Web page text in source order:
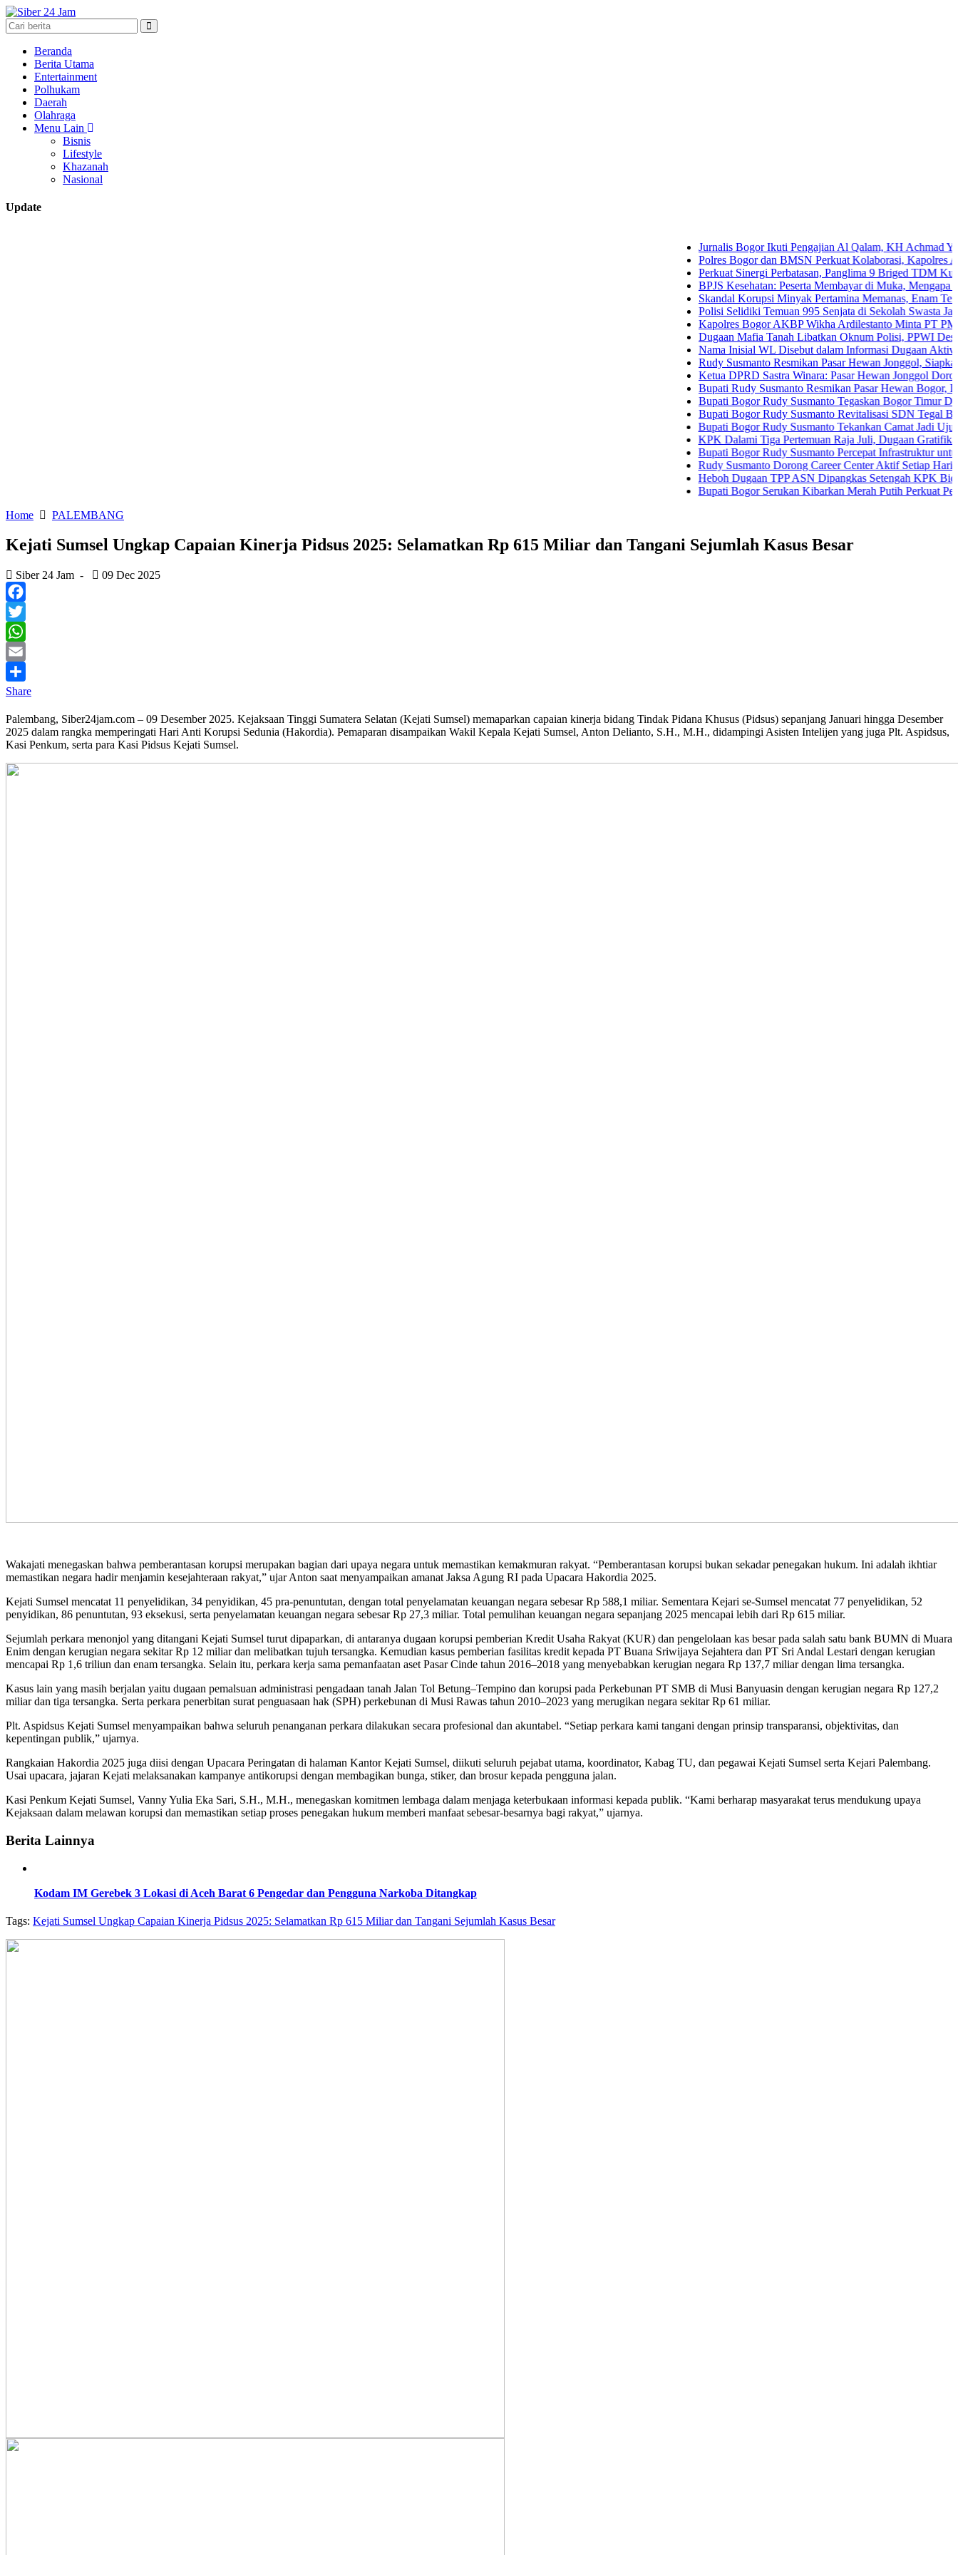
Beranda
Berita Utama
Entertainment
Polhukam
Daerah
Olahraga
Menu Lain
Bisnis
Lifestyle
Khazanah
Nasional
Update
Jurnalis Bogor Ikuti Pengajian Al Qalam, KH Achmad Yaudin
Polres Bogor dan BMSN Perkuat Kolaborasi, Kapolres Ajak
Perkuat Sinergi Perbatasan, Panglima 9 Briged TDM Kunjungi
BPJS Kesehatan: Peserta Membayar di Muka, Mengapa Masih
Skandal Korupsi Minyak Pertamina Memanas, Enam Tersangka
Polisi Selidiki Temuan 995 Senjata di Sekolah Swasta Jakarta
Kapolres Bogor AKBP Wikha Ardilestanto Minta PT PMC
Dugaan Mafia Tanah Libatkan Oknum Polisi, PPWI Desak
Nama Inisial WL Disebut dalam Informasi Dugaan Aktivitas di
Rudy Susmanto Resmikan Pasar Hewan Jonggol, Siapkan
Ketua DPRD Sastra Winara: Pasar Hewan Jonggol Dorong
Bupati Rudy Susmanto Resmikan Pasar Hewan Bogor,
Bupati Bogor Rudy Susmanto Tegaskan Bogor Timur Disiapkan
Bupati Bogor Rudy Susmanto Revitalisasi SDN Tegal Benteng,
Bupati Bogor Rudy Susmanto Tekankan Camat Jadi Ujung
KPK Dalami Tiga Pertemuan Raja Juli, Dugaan Gratifikasi
Bupati Bogor Rudy Susmanto Percepat Infrastruktur untuk
Rudy Susmanto Dorong Career Center Aktif Setiap Hari Perluas
Heboh Dugaan TPP ASN Dipangkas Setengah KPK Bidik
Bupati Bogor Serukan Kibarkan Merah Putih Perkuat Persatuan
Home
PALEMBANG
Kejati Sumsel Ungkap Capaian Kinerja Pidsus 2025: Selamatkan Rp 615 Miliar dan Tangani Sejumlah Kasus Besar
Siber 24 Jam - 09 Dec 2025
Facebook
Twitter
WhatsApp
Email
Share
Palembang, Siber24jam.com – 09 Desember 2025. Kejaksaan Tinggi Sumatera Selatan (Kejati Sumsel) memaparkan capaian kinerja bidang Tindak Pidana Khusus (Pidsus) sepanjang Januari hingga Desember
2025 dalam rangka memperingati Hari Anti Korupsi Sedunia (Hakordia). Pemaparan disampaikan Wakil Kepala Kejati Sumsel, Anton Delianto, S.H., M.H., didampingi Asisten Intelijen yang juga Plt. Aspidsus,
Kasi Penkum, serta para Kasi Pidsus Kejati Sumsel.
Wakajati menegaskan bahwa pemberantasan korupsi merupakan bagian dari upaya negara untuk memastikan kemakmuran rakyat. “Pemberantasan korupsi bukan sekadar penegakan hukum. Ini adalah ikhtiar
memastikan negara hadir menjamin kesejahteraan rakyat,” ujar Anton saat menyampaikan amanat Jaksa Agung RI pada Upacara Hakordia 2025.
Kejati Sumsel mencatat 11 penyelidikan, 34 penyidikan, 45 pra-penuntutan, dengan total penyelamatan keuangan negara sebesar Rp 588,1 miliar. Sementara Kejari se-Sumsel mencatat 77 penyelidikan, 52
penyidikan, 86 penuntutan, 93 eksekusi, serta penyelamatan keuangan negara sebesar Rp 27,3 miliar. Total pemulihan keuangan negara sepanjang 2025 mencapai lebih dari Rp 615 miliar.
Sejumlah perkara menonjol yang ditangani Kejati Sumsel turut dipaparkan, di antaranya dugaan korupsi pemberian Kredit Usaha Rakyat (KUR) dan pengelolaan kas besar pada salah satu bank BUMN di Muara
Enim dengan kerugian negara sekitar Rp 12 miliar dan melibatkan tujuh tersangka. Kemudian kasus pemberian fasilitas kredit kepada PT Buana Sriwijaya Sejahtera dan PT Sri Andal Lestari dengan kerugian
mencapai Rp 1,6 triliun dan enam tersangka. Selain itu, perkara kerja sama pemanfaatan aset Pasar Cinde tahun 2016–2018 yang menyebabkan kerugian negara Rp 137,7 miliar dengan lima tersangka.
Kasus lain yang masih berjalan yaitu dugaan pemalsuan administrasi pengadaan tanah Jalan Tol Betung–Tempino dan korupsi pada Perkebunan PT SMB di Musi Banyuasin dengan kerugian negara Rp 127,2
miliar dan tiga tersangka. Serta perkara penerbitan surat penguasaan hak (SPH) perkebunan di Musi Rawas tahun 2010–2023 yang merugikan negara sekitar Rp 61 miliar.
Plt. Aspidsus Kejati Sumsel menyampaikan bahwa seluruh penanganan perkara dilakukan secara profesional dan akuntabel. “Setiap perkara kami tangani dengan prinsip transparansi, objektivitas, dan
kepentingan publik,” ujarnya.
Rangkaian Hakordia 2025 juga diisi dengan Upacara Peringatan di halaman Kantor Kejati Sumsel, diikuti seluruh pejabat utama, koordinator, Kabag TU, dan pegawai Kejati Sumsel serta Kejari Palembang.
Usai upacara, jajaran Kejati melaksanakan kampanye antikorupsi dengan membagikan bunga, stiker, dan brosur kepada pengguna jalan.
Kasi Penkum Kejati Sumsel, Vanny Yulia Eka Sari, S.H., M.H., menegaskan komitmen lembaga dalam menjaga keterbukaan informasi kepada publik. “Kami berharap masyarakat terus mendukung upaya
Kejaksaan dalam melawan korupsi dan memastikan setiap proses penegakan hukum memberi manfaat sebesar-besarnya bagi rakyat,” ujarnya.
Berita Lainnya
Kodam IM Gerebek 3 Lokasi di Aceh Barat 6 Pengedar dan Pengguna Narkoba Ditangkap
Tags: Kejati Sumsel Ungkap Capaian Kinerja Pidsus 2025: Selamatkan Rp 615 Miliar dan Tangani Sejumlah Kasus Besar